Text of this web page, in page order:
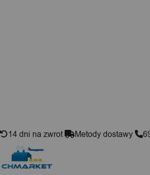
14 dni na zwrot Metody dostawy